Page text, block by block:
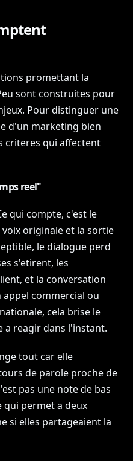
promettant la
sont construites pour
Pour distinguer une
d'un marketing bien
criteres qui affectent
reel"
qui compte, c'est le
originale et la sortie
le dialogue perd
s'etirent, les
et la conversation
commercial ou
cela brise le
a reagir dans l'instant.
tout car elle
de parole proche de
pas une note de bas
qui permet a deux
si elles partageaient la